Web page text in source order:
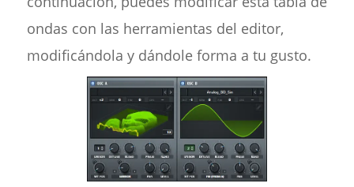
ondas con las herramientas del editor,
modificándola y dándole forma a tu gusto.